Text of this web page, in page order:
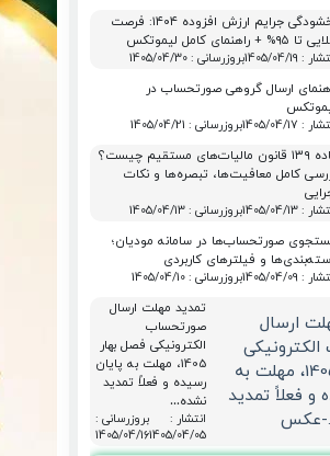
بخشودگی جرایم ارزش افزوده ۱۴۰۴: فرصت
۹۵% + راهنمای کامل لیموتکس
: 1405/04/19 بروزرسانی : 1405/04/30
ارسال گروهی صورتحساب در
: 1405/04/17 بروزرسانی : 1405/04/21
ماده ۱۳۹ قانون مالیات‌های مستقیم چیست؟
کامل معافیت‌ها، تبصره‌ها و نکات
: 1405/04/13 بروزرسانی : 1405/04/13
صورتحساب‌ها در سامانه مودیان؛
و فیلترهای کاربردی
: 1405/04/09 بروزرسانی : 1405/04/10
تمدید مهلت ارسال
صورتحساب
الکترونیکی فصل بهار
1405، مهلت به پایان
رسیده و فعلاً تمدید
نشده…
انتشار :
1405/04/05
بروزرسانی :
1405/04/16